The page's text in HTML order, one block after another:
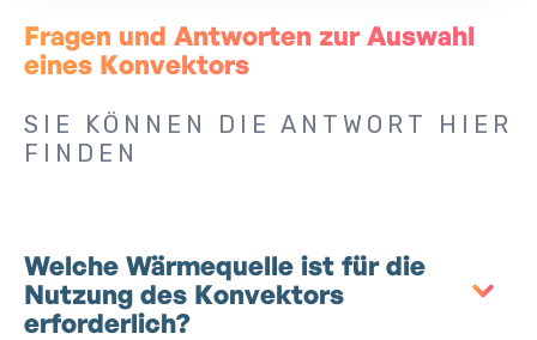
Fragen und Antworten zur Auswahl
eines Konvektors
SIE KÖNNEN DIE ANTWORT HIER
FINDEN
Welche Wärmequelle ist für die
Nutzung des Konvektors
erforderlich?